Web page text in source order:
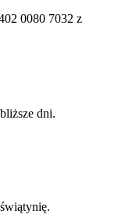
0080 7032 z
dni.